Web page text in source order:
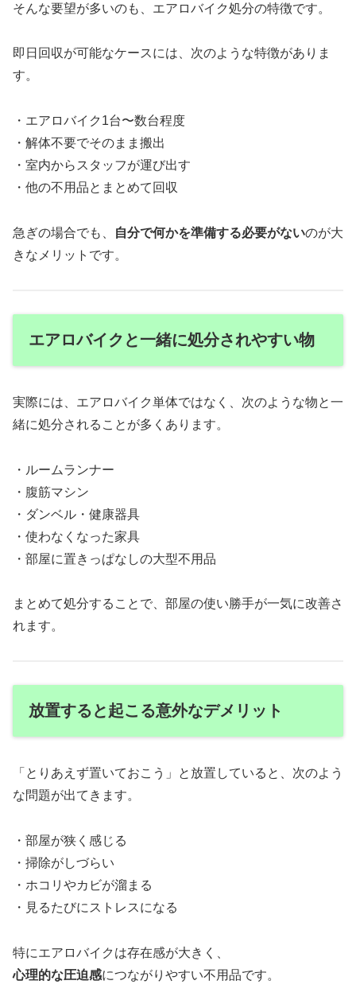
そんな要望が多いのも、エアロバイク処分の特徴です。
即日回収が可能なケースには、次のような特徴がありま
す。
・エアロバイク1台〜数台程度
・解体不要でそのまま搬出
・室内からスタッフが運び出す
・他の不用品とまとめて回収
急ぎの場合でも、 自分で何かを準備する必要がないのが大
きなメリットです。
エアロバイクと一緒に処分されやすい物
実際には、エアロバイク単体ではなく、次のような物と一
緒に処分されることが多くあります。
・ルームランナー
・腹筋マシン
・ダンベル・健康器具
・使わなくなった家具
・部屋に置きっぱなしの大型不用品
まとめて処分することで、部屋の使い勝手が一気に改善さ
れます。
放置すると起こる意外なデメリット
「とりあえず置いておこう」と放置していると、次のよう
な問題が出てきます。
・部屋が狭く感じる
・掃除がしづらい
・ホコリやカビが溜まる
・見るたびにストレスになる
特にエアロバイクは存在感が大きく、
心理的な圧迫感につながりやすい不用品です。